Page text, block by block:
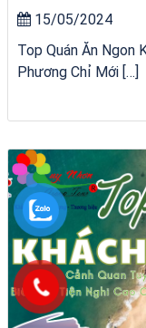
15/05/2024
Top Quán Ăn Ngon
Phương Chỉ Mới […]
chèo